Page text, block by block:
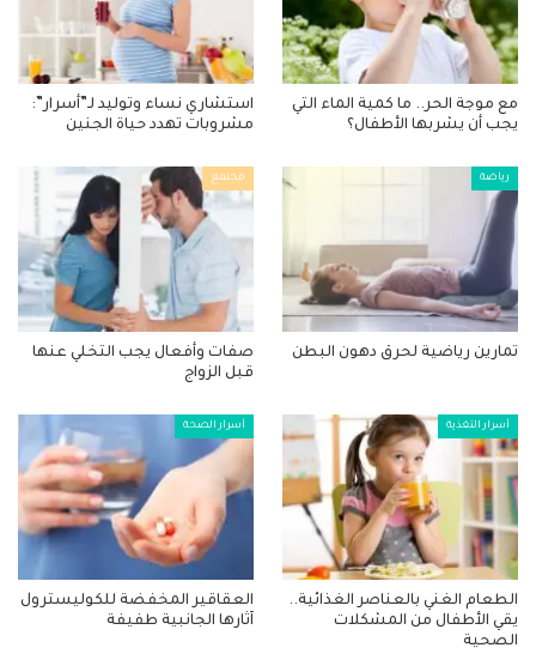
مع موجة الحر.. ما كمية الماء التي
يجب أن يشربها الأطفال؟
استشاري نساء وتوليد لـ”أسرار”:
مشروبات تهدد حياة الجنين
رياضة
تمارين رياضية لحرق دهون البطن
مجتمع
صفات وأفعال يجب التخلي عنها
قبل الزواج
أسرار التغذية
الطعام الغني بالعناصر الغذائية..
يقي الأطفال من المشكلات
الصحية
أسرار الصحة
العقاقير المخفضة للكوليسترول
آثارها الجانبية طفيفة